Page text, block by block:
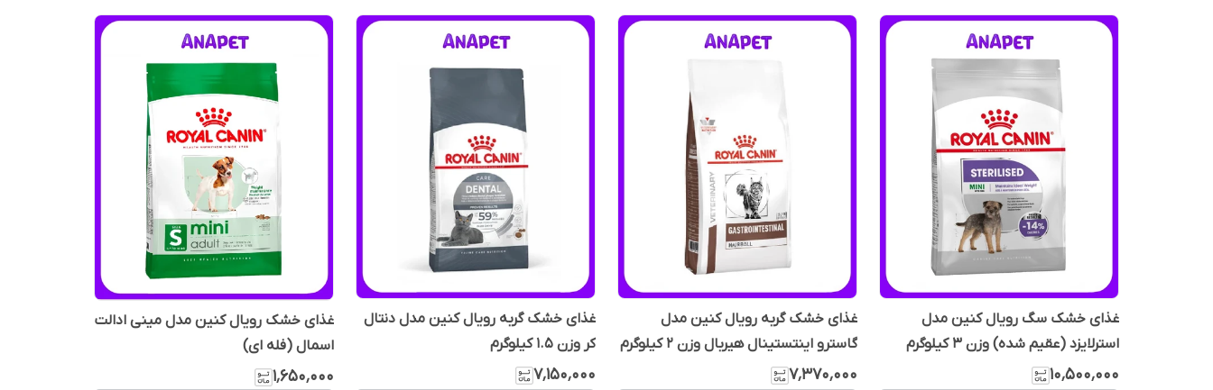
غذای خشک سگ رویال کنین مدل
استرلایزد (عقیم شده) وزن 3 کیلوگرم
۱۰٬۵۰۰٬۰۰۰
غذای خشک گربه رویال کنین مدل
گاسترو اینتستینال هیربال وزن 2 کیلوگرم
۷٬۳۷۰٬۰۰۰
غذای خشک گربه رویال کنین مدل دنتال
کر وزن 1.5 کیلوگرم
۷٬۱۵۰٬۰۰۰
غذای خشک رویال کنین مدل مینی ادالت
اسمال (فله ای)
۱٬۶۵۰٬۰۰۰